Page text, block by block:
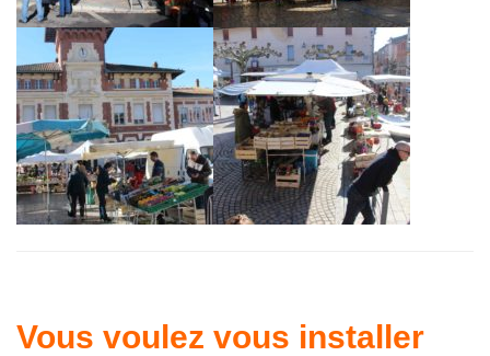
Vous voulez vous installer